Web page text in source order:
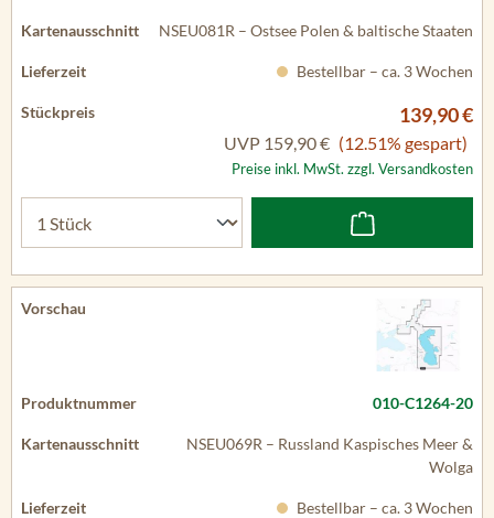
NSEU081R – Ostsee Polen & baltische Staaten
Bestellbar – ca. 3 Wochen
139,90 €
UVP 159,90 € (12.51% gespart)
Preise inkl. MwSt. zzgl. Versandkosten
010-C1264-20
NSEU069R – Russland Kaspisches Meer &
Wolga
Bestellbar – ca. 3 Wochen